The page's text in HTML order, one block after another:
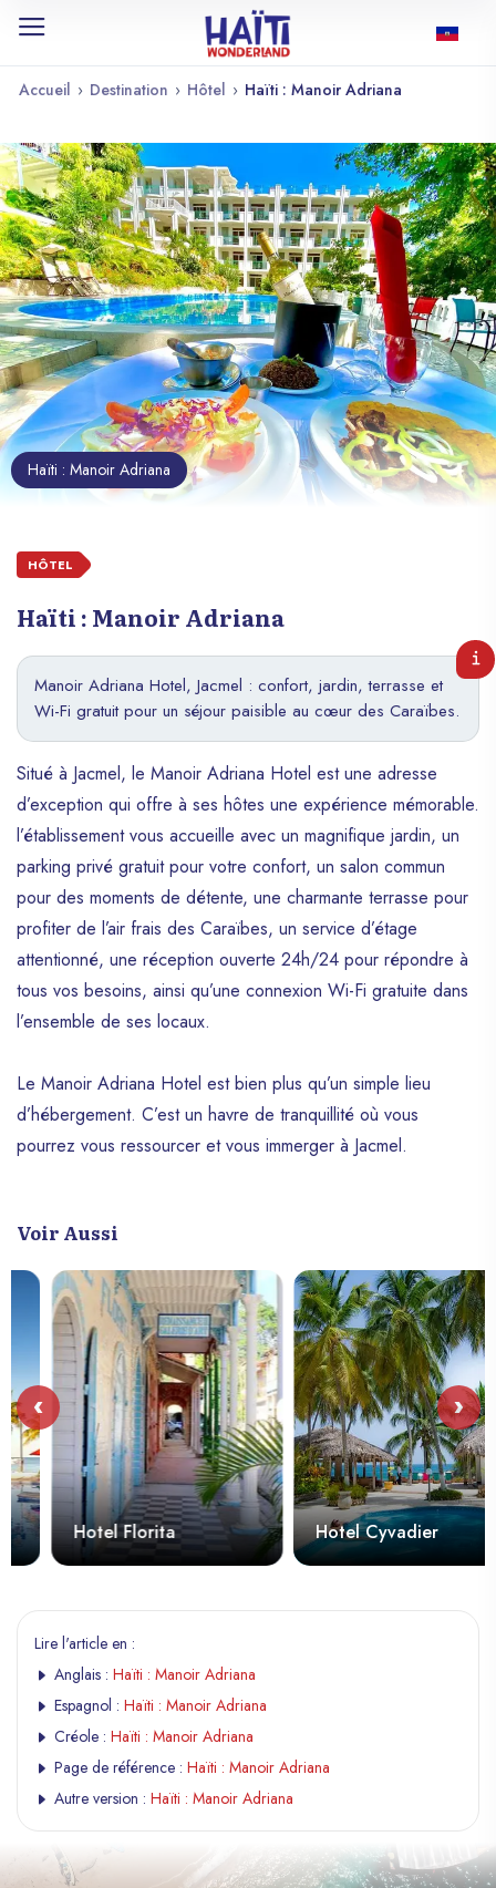
Accueil › Destination › Hôtel › Haïti : Manoir Adriana
Haïti : Manoir Adriana
HÔTEL
Haïti : Manoir Adriana
Manoir Adriana Hotel, Jacmel : confort, jardin, terrasse et
Wi-Fi gratuit pour un séjour paisible au cœur des Caraïbes.
Situé à Jacmel, le Manoir Adriana Hotel est une adresse
d’exception qui offre à ses hôtes une expérience mémorable.
l’établissement vous accueille avec un magnifique jardin, un
parking privé gratuit pour votre confort, un salon commun
pour des moments de détente, une charmante terrasse pour
profiter de l’air frais des Caraïbes, un service d’étage
attentionné, une réception ouverte 24h/24 pour répondre à
tous vos besoins, ainsi qu’une connexion Wi-Fi gratuite dans
l’ensemble de ses locaux.
Le Manoir Adriana Hotel est bien plus qu’un simple lieu
d’hébergement. C’est un havre de tranquillité où vous
pourrez vous ressourcer et vous immerger à Jacmel.
Voir Aussi
Hotel Florita Hotel Cyvadier
‹ ›
Lire l'article en :
Anglais : Haïti : Manoir Adriana
Espagnol : Haïti : Manoir Adriana
Créole : Haïti : Manoir Adriana
Page de référence : Haïti : Manoir Adriana
Autre version : Haïti : Manoir Adriana